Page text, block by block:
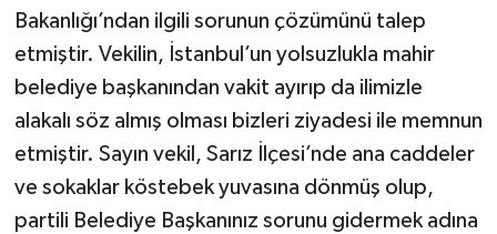
Bakanlığı’ndan ilgili sorunun çözümünü talep
etmiştir. Vekilin, İstanbul’un yolsuzlukla mahir
belediye başkanından vakit ayırıp da ilimizle
alakalı söz almış olması bizleri ziyadesi ile memnun
etmiştir. Sayın vekil, Sarız İlçesi’nde ana caddeler
ve sokaklar köstebek yuvasına dönmüş olup,
partili Belediye Başkanınız sorunu gidermek adına